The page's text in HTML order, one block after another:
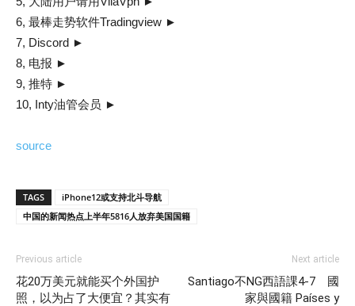
6, 最棒走势软件Tradingview ►
7, Discord ►
8, 电报 ►
9, 推特 ►
10, Inty油管会员 ►
source
TAGS
iPhone12或支持北斗导航
中国的新闻热点上半年5816人放弃美国国籍
Previous article
花20万美元就能买个外国护
照，以为占了大便宜？其实有
Next article
Santiago不NG西語課4-7 國
家與國籍 Países y